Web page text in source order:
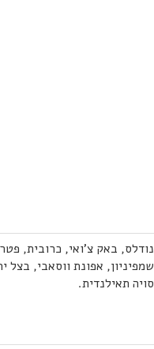
נודלס, באק צ'ואי, כרובית,
שמפיניון, אפונת ווסאבי, בצל
סויה תאילנדית.